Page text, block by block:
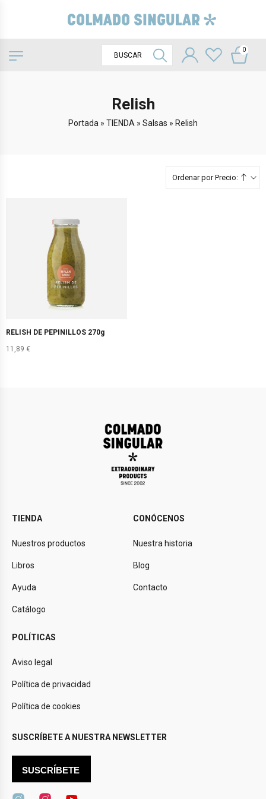
0
Relish
Portada » TIENDA » Salsas » Relish
Ordenar por Precio:
RELISH DE PEPINILLOS 270g
11,89 €
TIENDA
Nuestros productos
Libros
Ayuda
Catálogo
CONÓCENOS
Nuestra historia
Blog
Contacto
POLÍTICAS
Aviso legal
Política de privacidad
Política de cookies
SUSCRÍBETE A NUESTRA NEWSLETTER
SUSCRÍBETE